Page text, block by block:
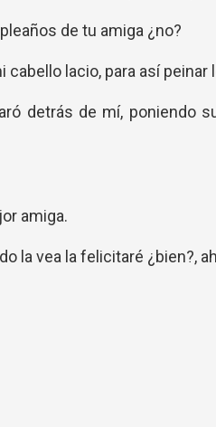
de tu amiga ¿no?
lacio, para así
detrás de mí, poniendo
amiga.
la vea la felicitaré ¿bien?,